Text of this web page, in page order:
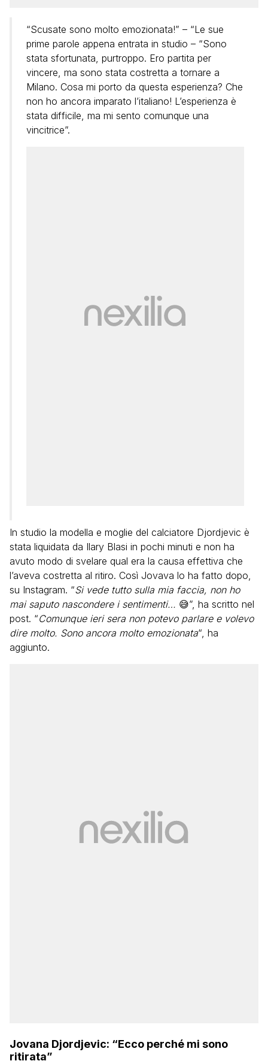
“Scusate sono molto emozionata!” – “Le sue
prime parole appena entrata in studio – “Sono
stata sfortunata, purtroppo. Ero partita per
vincere, ma sono stata costretta a tornare a
Milano. Cosa mi porto da questa esperienza? Che
non ho ancora imparato l’italiano! L’esperienza è
stata difficile, ma mi sento comunque una
vincitrice”.
In studio la modella e moglie del calciatore Djordjevic è
stata liquidata da Ilary Blasi in pochi minuti e non ha
avuto modo di svelare qual era la causa effettiva che
l’aveva costretta al ritiro. Così Jovava lo ha fatto dopo,
su Instagram. “Si vede tutto sulla mia faccia, non ho
mai saputo nascondere i sentimenti… 😅”, ha scritto nel
post. “Comunque ieri sera non potevo parlare e volevo
dire molto. Sono ancora molto emozionata“, ha
aggiunto.
Jovana Djordjevic: “Ecco perché mi sono
ritirata”